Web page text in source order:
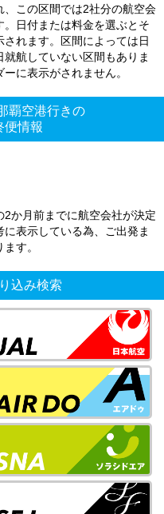
この区間では2社分の航空会
日付または料金を選ぶとそ
れます。区間によっては日
航していない区間もありま
に表示がされません。
覇空港行きの
便情報
か月前までに航空会社が決定
表示している為、ご出発ま
す。
込み検索